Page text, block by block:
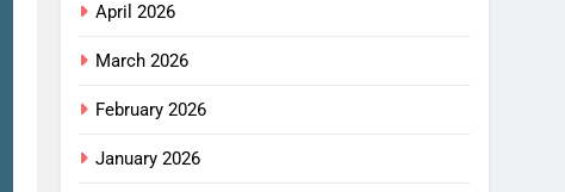
April 2026
March 2026
February 2026
January 2026